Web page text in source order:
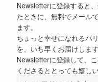
Newsletterに登録すると
たときに、無料でメール
ます。
ちょっと幸せになれるパ
を、いち早くお届けしま
Newsletterに登録して、
くださるととっても嬉し